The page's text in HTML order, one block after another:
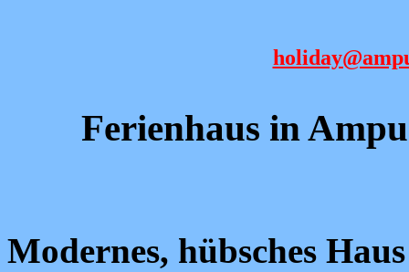
Ferienhaus in
Modernes, hübsches